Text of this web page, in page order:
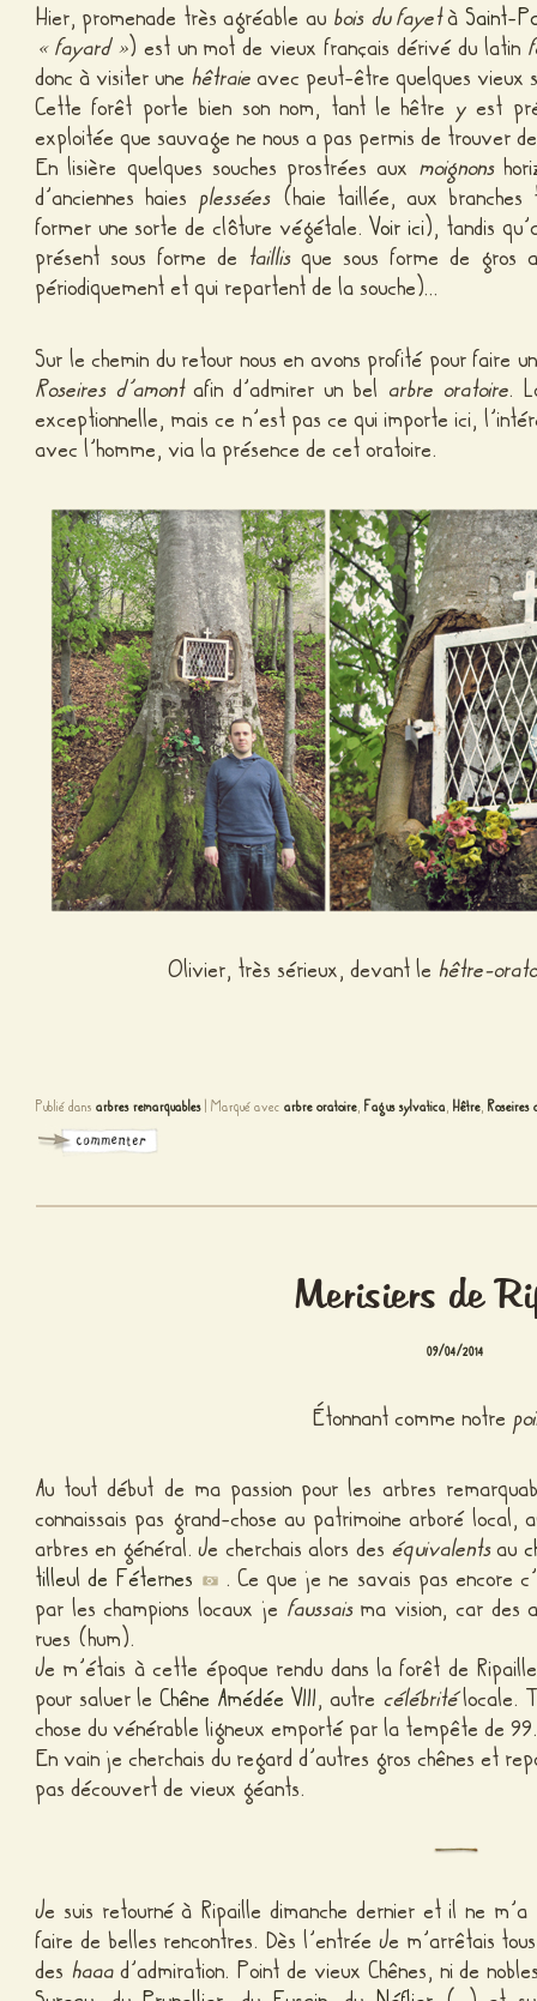
Hier, promenade très agréable au bois du fayetàSaint-
« fayard ») est un mot de vieux français dérivé du latin
donc à visiter une hêtraieavec peut-être quelques vieux
Cette forêt porte bien son nom, tant le hêtre y est
exploitée que sauvage ne nous a pas permis de trouver
En lisière quelques souches prostrées aux moignons
d’anciennes haiesplessées (haie taillée, aux branches
former une sorte de clôture végétale.Voir ici), tandis
présent sous forme de taillis que sous forme de gros
périodiquement et qui repartent de la souche)…
Sur le chemin du retour nous en avons profité pour faire
Roseires d’amontafin d’admirer un bel arbre oratoire.
exceptionnelle, mais ce n’est pas ce qui importe ici,
avec l’homme, via la présence de cet oratoire.
Olivier, très sérieux, devant le hêtre-
Publié dans arbres remarquables Marqué avec arbre oratoire, Fagus sylvatica, Hêtre, Roseires
Merisiers de
09/04/2014
Étonnant comme notre
Au tout début de ma passion pour les arbres
connaissais pas grand-chose au patrimoine arboré
arbres en général. Je cherchais alors deséquivalentsau
tilleul de Féternes
. Ce que je ne savais pas encore
par les champions locaux je faussaisma vision, car des
rues (hum).
Je m’étais à cette époque rendu dans la forêt de
pour saluer leChêne Amédée VIII, autre célébritélocale.
chose du vénérable ligneux emporté par la tempête de 99.
En vain je cherchais du regard d’autres gros chênes et
pas découvert de vieux géants.
Je suis retourné à Ripaille dimanche dernier et il ne
faire de belles rencontres. Dès l’entrée Je m’arrêtais
des haaad’admiration. Point de vieux Chênes, ni de